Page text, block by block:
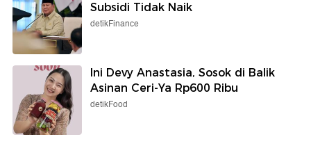
Subsidi Tidak Naik
detikFinance
Ini Devy Anastasia, Sosok di Balik
Asinan Ceri-Ya Rp600 Ribu
detikFood